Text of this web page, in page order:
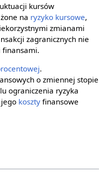
kursów
na ryzyko kursowe,
zmianami
zagranicznych nie
.
o zmiennej stopie
ograniczenia ryzyka
koszty finansowe